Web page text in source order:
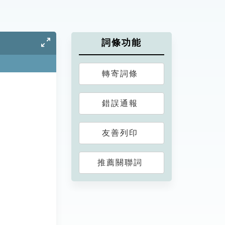
詞條功能
轉寄詞條
錯誤通報
友善列印
推薦關聯詞